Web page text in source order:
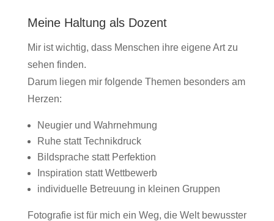
Meine Haltung als Dozent
Mir ist wichtig, dass Menschen ihre eigene Art zu
sehen finden.
Darum liegen mir folgende Themen besonders am
Herzen:
Neugier und Wahrnehmung
Ruhe statt Technikdruck
Bildsprache statt Perfektion
Inspiration statt Wettbewerb
individuelle Betreuung in kleinen Gruppen
Fotografie ist für mich ein Weg, die Welt bewusster